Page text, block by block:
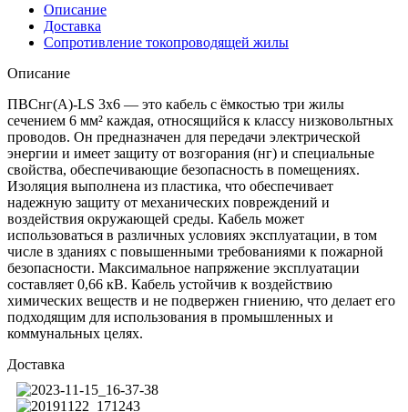
Описание
Доставка
Сопротивление токопроводящей жилы
Описание
ПВСнг(А)-LS 3х6 — это кабель с ёмкостью три жилы
сечением 6 мм² каждая, относящийся к классу низковольтных
проводов. Он предназначен для передачи электрической
энергии и имеет защиту от возгорания (нг) и специальные
свойства, обеспечивающие безопасность в помещениях.
Изоляция выполнена из пластика, что обеспечивает
надежную защиту от механических повреждений и
воздействия окружающей среды. Кабель может
использоваться в различных условиях эксплуатации, в том
числе в зданиях с повышенными требованиями к пожарной
безопасности. Максимальное напряжение эксплуатации
составляет 0,66 кВ. Кабель устойчив к воздействию
химических веществ и не подвержен гниению, что делает его
подходящим для использования в промышленных и
коммунальных целях.
Доставка